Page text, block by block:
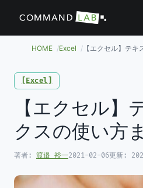
HOME Excel 【エクセル】テ
Excel
【エクセル】
クスの使い方
著者: 渡邉 裕一2021-02-06更新: